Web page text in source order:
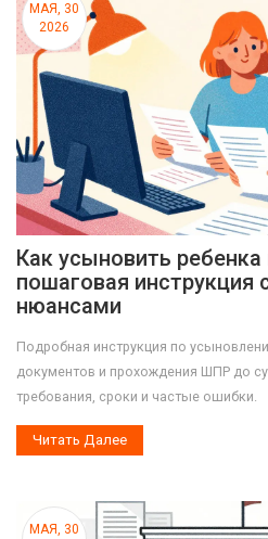
МАЯ, 30
2026
Как усыновить ребенка
пошаговая инструкция
нюансами
Подробная инструкция по
документов и прохождения ШПР до
требования, сроки и частые ошибки.
Читать Далее
МАЯ, 30